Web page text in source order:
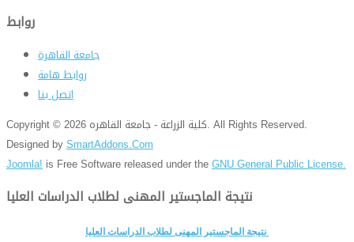
روابط
جامعة القاهرة
روابط هامة
اتصل بنا
Copyright © 2026 كلية الزراعة - جامعة القاهره. All Rights Reserved.
Designed bySmartAddons.Com
Joomla! is Free Software released under theGNU General Public License.
نتيجة الماجستير المهنى لطلاب الدراسات العليا